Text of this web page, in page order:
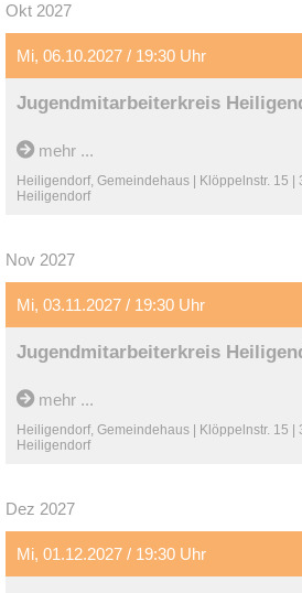
Okt 2027
Mi, 06.10.2027 / 19:30 Uhr
Jugendmitarbeiterkreis
mehr ...
Heiligendorf, Gemeindehaus | Klöppelnstr. 15 |
Heiligendorf
Nov 2027
Mi, 03.11.2027 / 19:30 Uhr
Jugendmitarbeiterkreis
mehr ...
Heiligendorf, Gemeindehaus | Klöppelnstr. 15 |
Heiligendorf
Dez 2027
Mi, 01.12.2027 / 19:30 Uhr